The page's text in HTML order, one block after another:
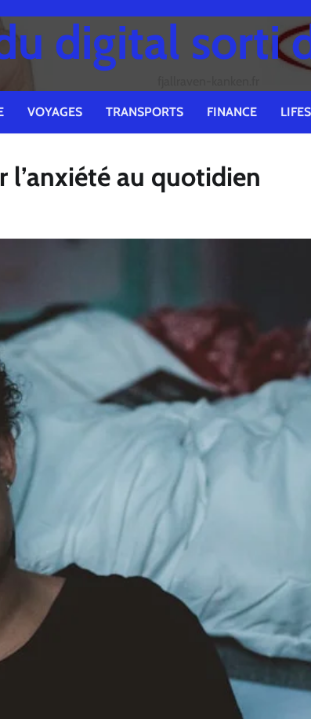
digital sorti
VOYAGES TRANSPORTS FINANCE
l’anxiété au quotidien